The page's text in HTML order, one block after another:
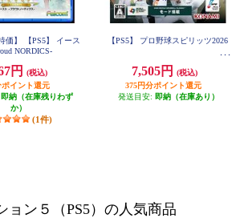
価】 【PS5】 イース
NORDICS-
円
(税込)
ポイント還元
即納（在庫残りわず
か）
(1件)
【PS5】 プロ野球スピリッツ2026
7,505円
(税込)
375円分ポイント還元
発送目安: 即納（在庫あり）
ョン５（PS5）の人気商品